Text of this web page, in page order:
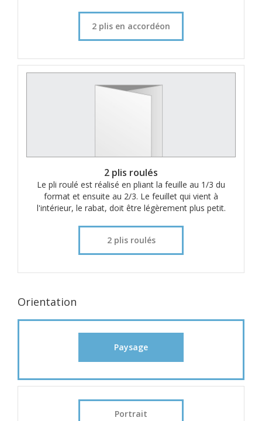
2 plis en accordéon
2 plis roulés
Le pli roulé est réalisé en pliant la feuille au 1/3 du
format et ensuite au 2/3. Le feuillet qui vient à
l'intérieur, le rabat, doit être légèrement plus petit.
2 plis roulés
Orientation
Paysage
Portrait